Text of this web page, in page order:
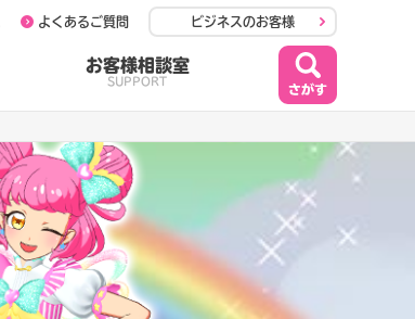
お客様相談室
SUPPORT
よくあるご質問 ビジネスのお客様